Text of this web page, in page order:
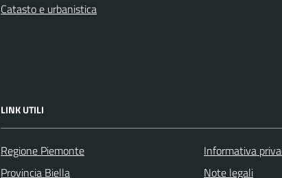
Catasto e urbanistica
LINK UTILI
Regione Piemonte
Provincia Biella
Informativa
Note legali